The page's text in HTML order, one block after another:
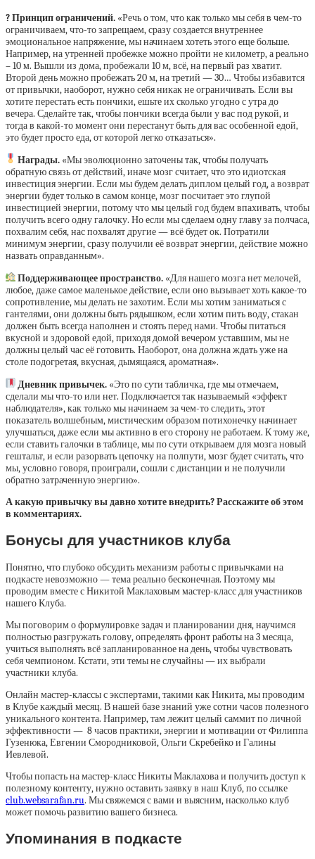
? Принцип ограничений. «Речь о том, что как только мы себя в чем-то
ограничиваем, что-то запрещаем, сразу создается внутреннее
эмоциональное напряжение, мы начинаем хотеть этого еще больше.
Например, на утренней пробежке можно пройти не километр, а реально
– 10 м. Вышли из дома, пробежали 10 м, всё, на первый раз хватит.
Второй день можно пробежать 20 м, на третий — 30… Чтобы избавится
от привычки, наоборот, нужно себя никак не ограничивать. Если вы
хотите перестать есть пончики, ешьте их сколько угодно с утра до
вечера. Сделайте так, чтобы пончики всегда были у вас под рукой, и
тогда в какой-то момент они перестанут быть для вас особенной едой,
это будет просто еда, от которой легко отказаться».
Награды. «Мы эволюционно заточены так, чтобы получать
обратную связь от действий, иначе мозг считает, что это идиотская
инвестиция энергии. Если мы будем делать диплом целый год, а возврат
энергии будет только в самом конце, мозг посчитает это глупой
инвестицией энергии, потому что мы целый год будем впахивать, чтобы
получить всего одну галочку. Но если мы сделаем одну главу за полчаса,
похвалим себя, нас похвалят другие — всё будет ок. Потратили
минимум энергии, сразу получили её возврат энергии, действие можно
назвать оправданным».
Поддерживающее пространство. «Для нашего мозга нет мелочей,
любое, даже самое маленькое действие, если оно вызывает хоть какое-то
сопротивление, мы делать не захотим. Если мы хотим заниматься с
гантелями, они должны быть рядышком, если хотим пить воду, стакан
должен быть всегда наполнен и стоять перед нами. Чтобы питаться
вкусной и здоровой едой, приходя домой вечером уставшим, мы не
должны целый час её готовить. Наоборот, она должна ждать уже на
столе подогретая, вкусная, дымящаяся, ароматная».
Дневник привычек. «Это по сути табличка, где мы отмечаем,
сделали мы что-то или нет. Подключается так называемый «эффект
наблюдателя», как только мы начинаем за чем-то следить, этот
показатель волшебным, мистическим образом потихонечку начинает
улучшаться, даже если мы активно в его сторону не работаем. К тому же,
если ставить галочки в таблице, мы по сути открываем для мозга новый
гештальт, и если разорвать цепочку на полпути, мозг будет считать, что
мы, условно говоря, проиграли, сошли с дистанции и не получили
обратно затраченную энергию».
А какую привычку вы давно хотите внедрить? Расскажите об этом
в комментариях.
Бонусы для участников клуба
Понятно, что глубоко обсудить механизм работы с привычками на
подкасте невозможно — тема реально бесконечная. Поэтому мы
проводим вместе с Никитой Маклаховым мастер-класс для участников
нашего Клуба.
Мы поговорим о формулировке задач и планировании дня, научимся
полностью разгружать голову, определять фронт работы на 3 месяца,
учиться выполнять всё запланированное на день, чтобы чувствовать
себя чемпионом. Кстати, эти темы не случайны — их выбрали
участники клуба.
Онлайн мастер-классы с экспертами, такими как Никита, мы проводим
в Клубе каждый месяц. В нашей базе знаний уже сотни часов полезного
уникального контента. Например, там лежит целый саммит по личной
эффективности — 8 часов практики, энергии и мотивации от Филиппа
Гузенюка, Евгении Смородниковой, Ольги Скребейко и Галины
Иевлевой.
Чтобы попасть на мастер-класс Никиты Маклахова и получить доступ к
полезному контенту, нужно оставить заявку в наш Клуб, по ссылке
club.websarafan.ru. Мы свяжемся с вами и выясним, насколько клуб
может помочь развитию вашего бизнеса.
Упоминания в подкасте